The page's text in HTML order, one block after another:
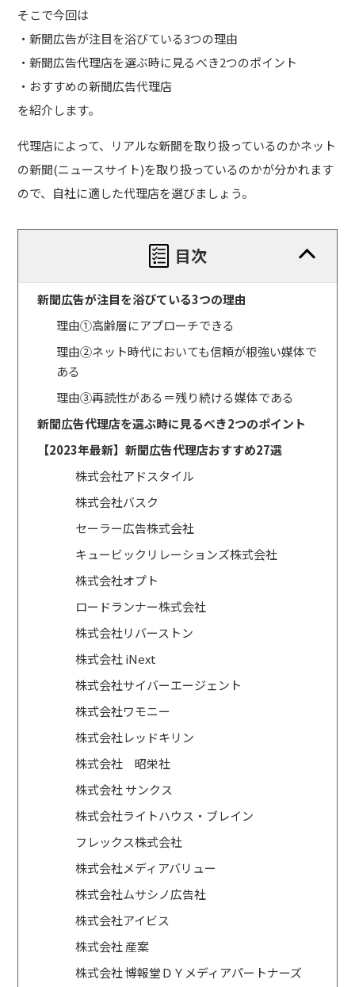
そこで今回は
・新聞広告が注目を浴びている3つの理由
・新聞広告代理店を選ぶ時に見るべき2つのポイント
・おすすめの新聞広告代理店
を紹介します。
代理店によって、リアルな新聞を取り扱っているのかネット
の新聞(ニュースサイト)を取り扱っているのかが分かれます
ので、自社に適した代理店を選びましょう。
目次
新聞広告が注目を浴びている3つの理由
理由①高齢層にアプローチできる
理由②ネット時代においても信頼が根強い媒体で
ある
理由③再読性がある＝残り続ける媒体である
新聞広告代理店を選ぶ時に見るべき2つのポイント
【2023年最新】新聞広告代理店おすすめ27選
株式会社アドスタイル
株式会社バスク
セーラー広告株式会社
キュービックリレーションズ株式会社
株式会社オプト
ロードランナー株式会社
株式会社リバーストン
株式会社 iNext
株式会社サイバーエージェント
株式会社ワモニー
株式会社レッドキリン
株式会社 昭栄社
株式会社 サンクス
株式会社ライトハウス・ブレイン
フレックス株式会社
株式会社メディアバリュー
株式会社ムサシノ広告社
株式会社アイビス
株式会社 産案
株式会社 博報堂ＤＹメディアパートナーズ